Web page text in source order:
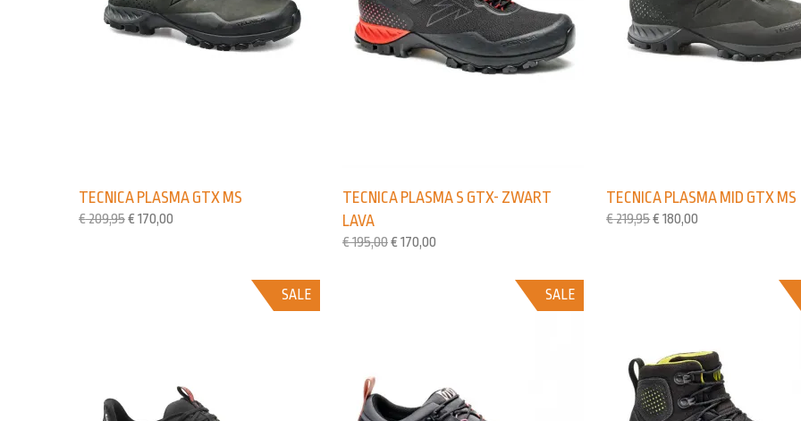
TECNICA PLASMA GTX MS
€209,95€ 170,00
TECNICA PLASMA S GTX- ZWART
LAVA
€195,00€ 170,00
TECNICA PLASMA MID GTX MS
€219,95€ 180,00
SALE SALE